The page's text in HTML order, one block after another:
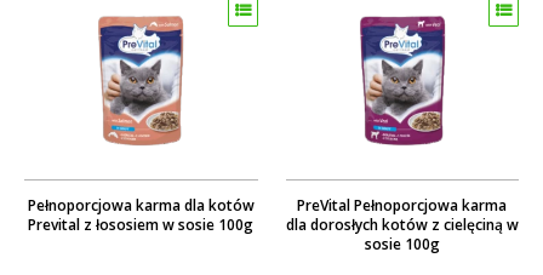
Pełnoporcjowa karma dla kotów
Prevital z łososiem w sosie 100g
PreVital Pełnoporcjowa karma
dla dorosłych kotów z cielęciną w
sosie 100g